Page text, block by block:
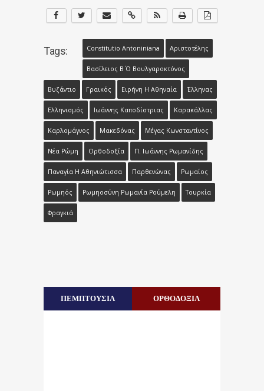
Tags: Constitutio Antoniniana Αριστοτέλης
Βασίλειος Β΄ Ο Βουλγαροκτόνος
Βυζάντιο Γραικός Ειρήνη Η Αθηναία Έλληνας
Ελληνισμός Ιωάννης Καποδίστριας Καρακάλλας
Καρλομάγνος Μακεδόνας Μέγας Κωνσταντίνος
Νέα Ρώμη Ορθοδοξία Π. Ιωάννης Ρωμανίδης
Παναγία Η Αθηνιώτισσα Παρθενώνας Ρωμαίος
Ρωμηός Ρωμηοσύνη Ρωμανία Ρούμελη Τουρκία
Φραγκιά
ΠΕΜΠΤΟΥΣΙΑ ΟΡΘΟΔΟΞΙΑ